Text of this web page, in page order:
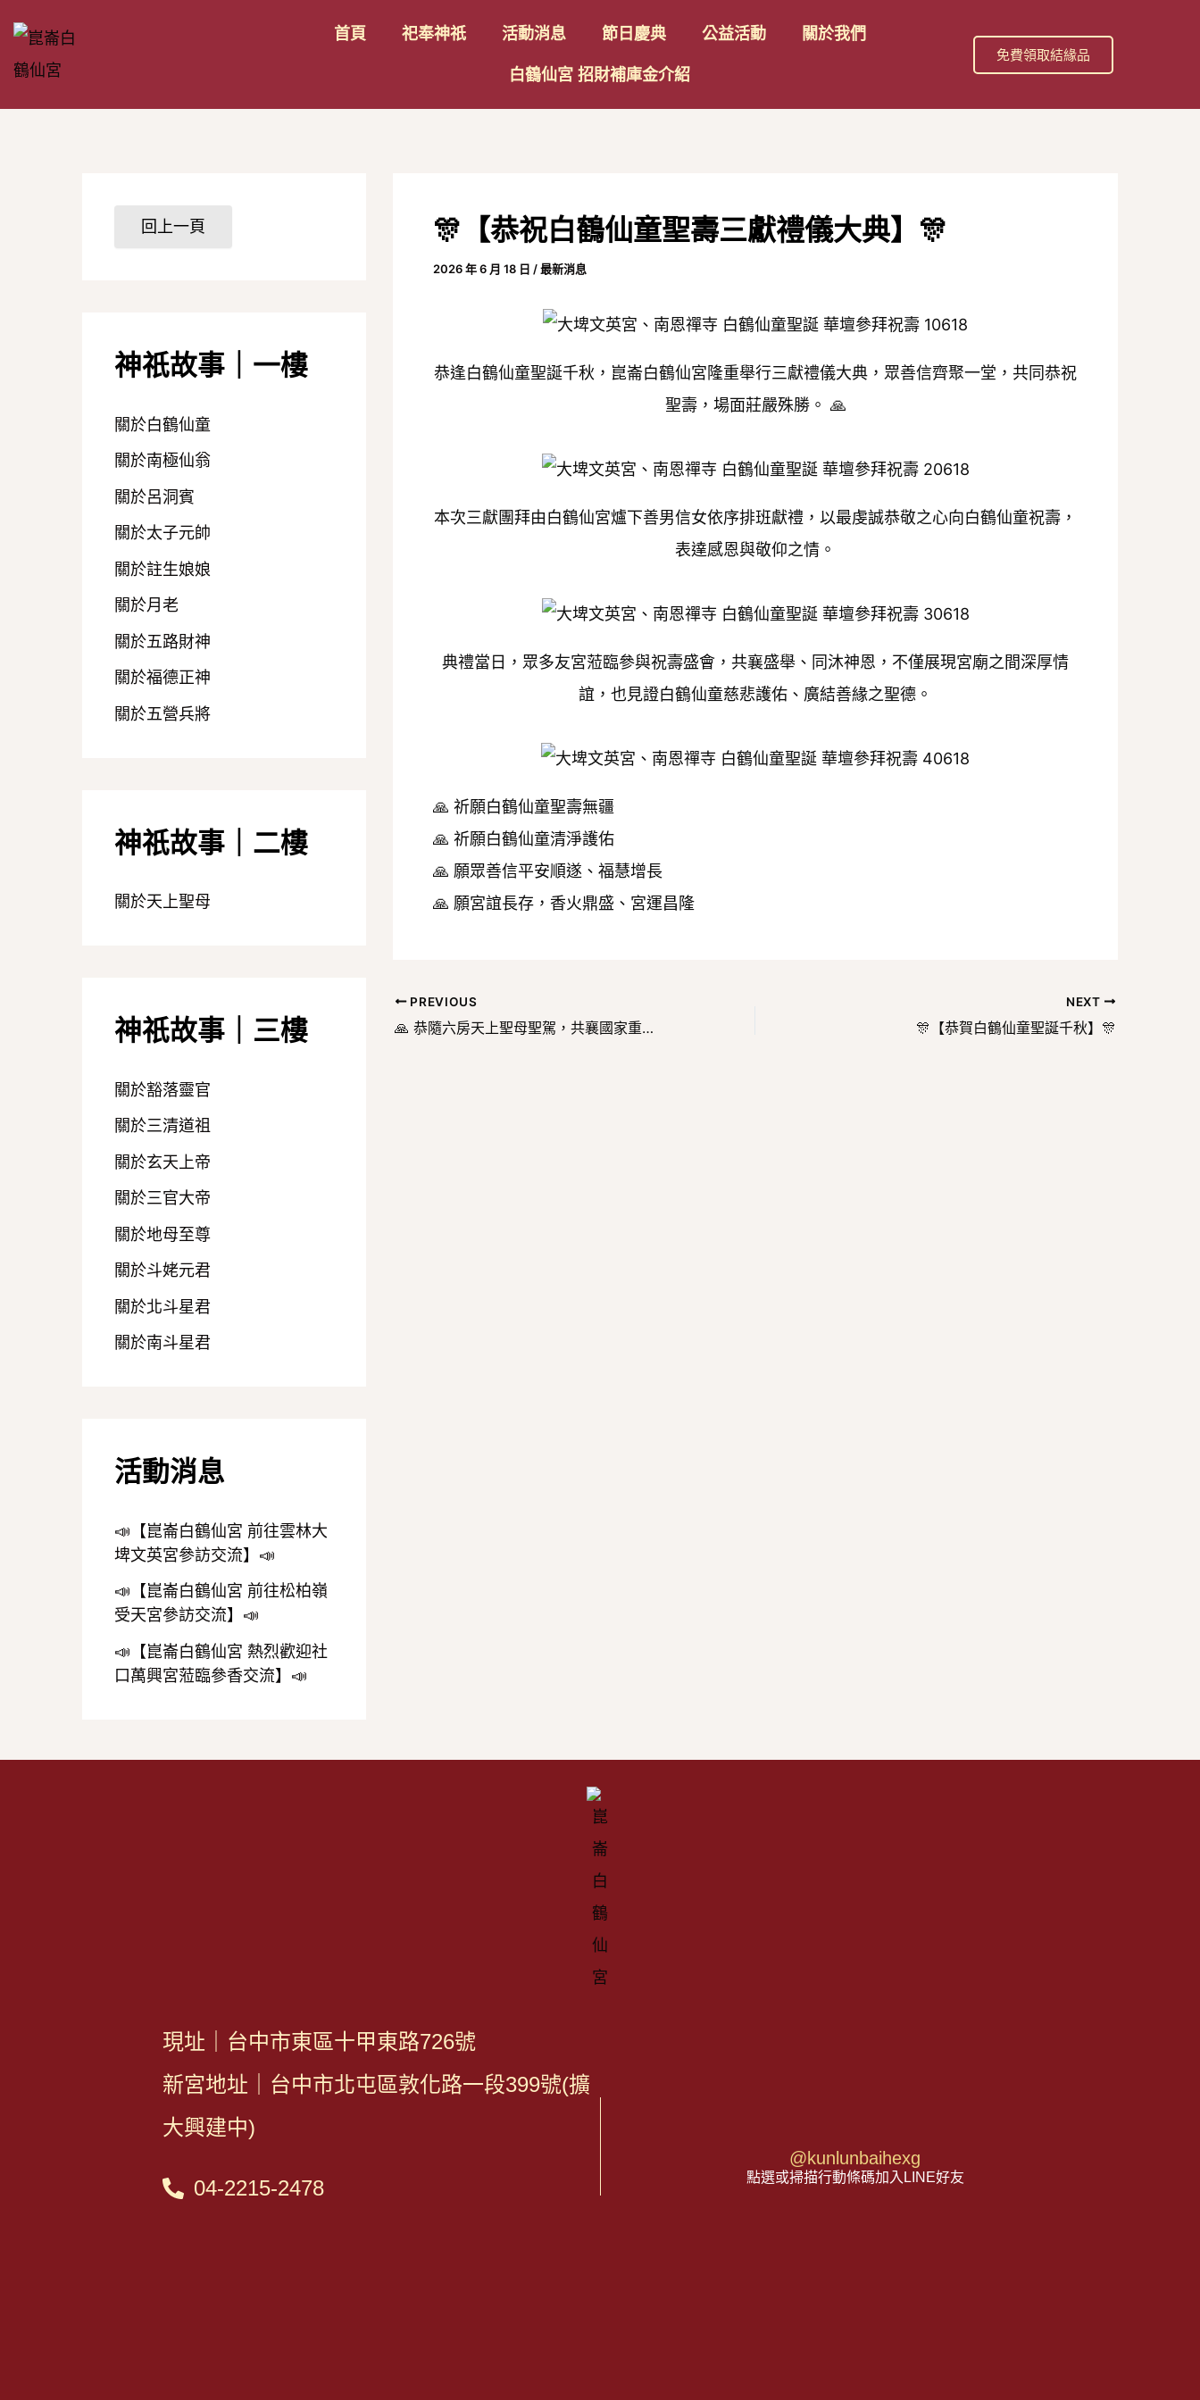
要
首頁 祀奉神祇 活動消息 節日慶典 公益活動 關於我們
白鶴仙宮 招財補庫金介紹
免費領取結緣品
神祇故事｜一樓
關於白鶴仙童
關於南極仙翁
關於呂洞賓
關於太子元帥
關於註生娘娘
關於月老
關於五路財神
關於福德正神
關於五營兵將
神祇故事｜二樓
關於天上聖母
神祇故事｜三樓
關於豁落靈官
關於三清道祖
關於玄天上帝
關於三官大帝
關於地母至尊
關於斗姥元君
關於北斗星君
關於南斗星君
活動消息
📣【崑崙白鶴仙宮 前往雲林大
埤文英宮參訪交流】📣
📣【崑崙白鶴仙宮 前往松柏嶺
受天宮參訪交流】📣
📣【崑崙白鶴仙宮 熱烈歡迎社
口萬興宮蒞臨參香交流】📣
🎊【恭祝白鶴仙童聖壽三獻禮儀大典】🎊
2026 年 6 月 18 日 /最新消息
恭逢白鶴仙童聖誕千秋，崑崙白鶴仙宮隆重舉行三獻禮儀大典，眾善信齊聚一堂，共同恭祝
聖壽，場面莊嚴殊勝。 🙏
本次三獻團拜由白鶴仙宮爐下善男信女依序排班獻禮，以最虔誠恭敬之心向白鶴仙童祝壽，
表達感恩與敬仰之情。
典禮當日，眾多友宮蒞臨參與祝壽盛會，共襄盛舉、同沐神恩，不僅展現宮廟之間深厚情
誼，也見證白鶴仙童慈悲護佑、廣結善緣之聖德。
🙏 祈願白鶴仙童聖壽無疆
🙏 祈願白鶴仙童清淨護佑
🙏 願眾善信平安順遂、福慧增長
🙏 願宮誼長存，香火鼎盛、宮運昌隆
navigation
PREVIOUS
🙏 恭隨六房天上聖母聖駕，共襄國家重要民俗盛典，祈願天上聖母慈光普照。
NEXT
🎊【恭賀白鶴仙童聖誕千秋】🎊
現址｜台中市東區十甲東路726號
新宮地址｜台中市北屯區敦化路一段399號(擴
大興建中)
04-2215-2478
@kunlunbaihexg
點選或掃描行動條碼加入LINE好友